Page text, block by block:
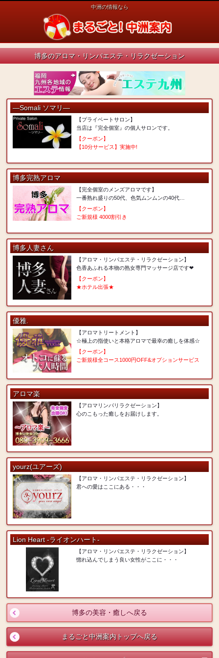
中洲の情報なら
博多のアロマ・リンパエステ・リラクゼーション
―Somali ソマリ―
【プライベートサロン】
当店は『完全個室』の個人サロンです。
【クーポン】
【10分サービス】実施中!
博多完熟アロマ
【完全個室のメンズアロマです】
一番熟れ盛りの50代、色気ムンムンの40代…
【クーポン】
ご新規様 4000割引き
博多人妻さん
【アロマ・リンパエステ・リラクゼーション】
色香あふれる本物の熟女専門マッサージ店です❤
【クーポン】
★ホテル出張★
優雅.
【アロマトリートメント】
☆極上の指使いと本格アロマで最幸の癒しを体感☆
【クーポン】
ご新規様全コース1000円OFF&オプションサービス
アロマ楽
【アロマリンパリラクゼーション】
心のこもった癒しをお届けします。
yourz(ユアーズ)
【アロマ・リンパエステ・リラクゼーション】
君への愛はここにある・・・
Lion Heart -ライオンハート-
【アロマ・リンパエステ・リラクゼーション】
惚れ込んでしまう良い女性がここに・・・
博多の美容・癒しへ戻る
まるごと中洲案内トップへ戻る